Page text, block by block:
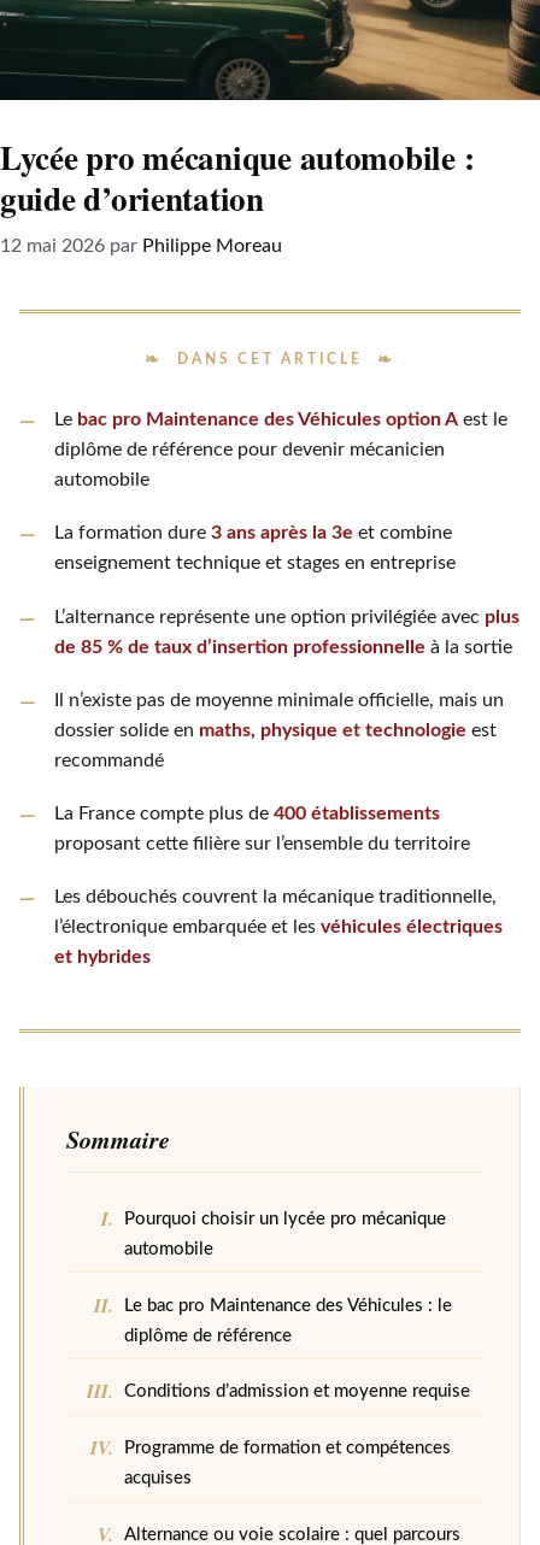
Lycée pro mécanique automobile :
guide d’orientation
12 mai 2026 par Philippe Moreau
DANS CET ARTICLE
Le bac pro Maintenance des Véhicules option Aest le
diplôme de référence pour devenir mécanicien
automobile
La formation dure 3 ans après la 3e et combine
enseignement technique et stages en entreprise
L’alternance représente une option privilégiée avec plus
de 85 % de taux d’insertion professionnelle à la sortie
Il n’existe pas de moyenne minimale officielle, mais un
dossier solide en maths, physique et technologie est
recommandé
La France compte plus de 400 établissements
proposant cette filière sur l’ensemble du territoire
Les débouchés couvrent la mécanique traditionnelle,
l’électronique embarquée et les véhicules électriques
et hybrides
Sommaire
Pourquoi choisir un lycée pro mécanique
automobile
Le bac pro Maintenance des Véhicules : le
diplôme de référence
Conditions d’admission et moyenne requise
Programme de formation et compétences
acquises
Alternance ou voie scolaire : quel parcours